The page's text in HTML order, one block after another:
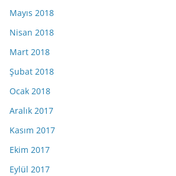
Mayıs 2018
Nisan 2018
Mart 2018
Şubat 2018
Ocak 2018
Aralık 2017
Kasım 2017
Ekim 2017
Eylül 2017